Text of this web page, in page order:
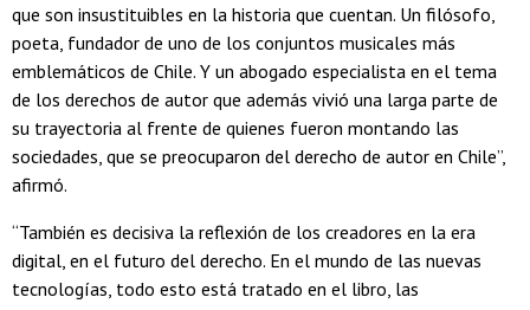
que son insustituibles en la historia que cuentan. Un filósofo,
poeta, fundador de uno de los conjuntos musicales más
emblemáticos de Chile. Y un abogado especialista en el tema
de los derechos de autor que además vivió una larga parte de
su trayectoria al frente de quienes fueron montando las
sociedades, que se preocuparon del derecho de autor en Chile”,
afirmó.
“También es decisiva la reflexión de los creadores en la era
digital, en el futuro del derecho. En el mundo de las nuevas
tecnologías, todo esto está tratado en el libro, las